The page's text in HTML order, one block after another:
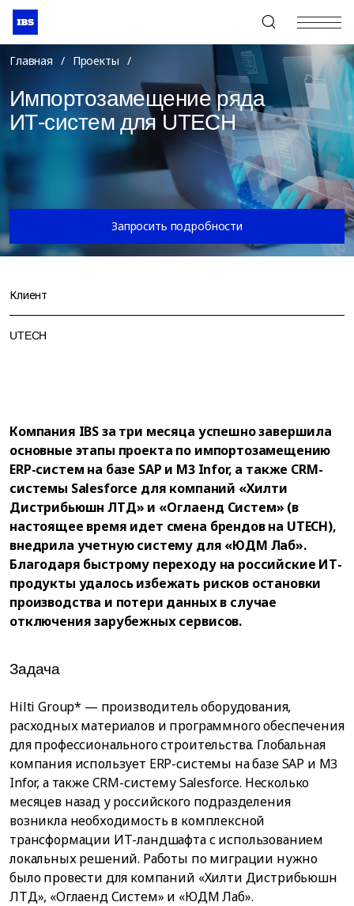
+7 (495) 967-80-80
Главная / Проекты /
Импортозамещение ряда
ИТ-систем для UTECH
Запросить подробности
Клиент
UTECH
Компания IBS за три месяца успешно завершила
основные этапы проекта по импортозамещению
ERP-систем на базе SAP и M3 Infor, а также CRM-
системы Salesforce для компаний «Хилти
Дистрибьюшн ЛТД» и «Оглаенд Систем» (в
настоящее время идет смена брендов на UTECH),
внедрила учетную систему для «ЮДМ Лаб».
Благодаря быстрому переходу на российские ИТ-
продукты удалось избежать рисков остановки
производства и потери данных в случае
отключения зарубежных сервисов.
Задача
Hilti Group* — производитель оборудования,
расходных материалов и программного обеспечения
для профессионального строительства. Глобальная
компания использует ERP-системы на базе SAP и M3
Infor, а также CRM-систему Salesforce. Несколько
месяцев назад у российского подразделения
возникла необходимость в комплексной
трансформации ИТ-ландшафта с использованием
локальных решений. Работы по миграции нужно
было провести для компаний «Хилти Дистрибьюшн
ЛТД», «Оглаенд Систем» и «ЮДМ Лаб».